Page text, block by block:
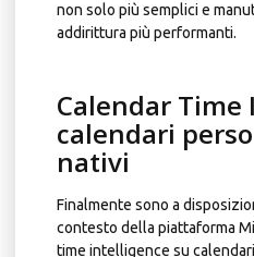
non solo più semplici e
addirittura più performanti.
Calendar
calendari
nativi
Finalmente sono a
contesto della piattaforma
time intelligence su